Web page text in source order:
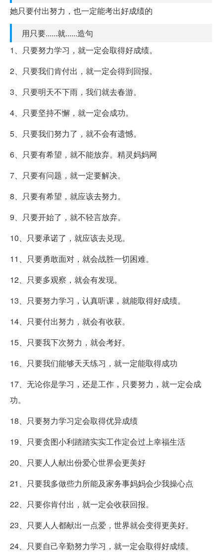
她只要付出努力，也一定能考出好成绩的
用只要......就......造句
1、只要努力学习，就一定会取得好成绩。
2、只要我们肯付出，就一定会得到回报。
3、只要明天不下雨，我们就去春游。
4、只要坚持不懈，就一定会成功。
5、只要我们努力了，就不会有遗憾。
6、只要有希望，就不能放弃。精灵妈妈网
7、只要有问题，就一定要解决。
8、只要有希望，就应该去努力。
9、只要开始了，就不轻言放弃。
10、只要承诺了，就应该去兑现。
11、只要勇敢面对，就会战胜一切困难。
12、只要多观察，就会有发现。
13、只要努力学习，认真听课，就能取得好成绩。
14、只要付出努力，就会有收获。
15、只要我下次努力，就会考好。
16、只要我们能够天天练习，就一定能取得成功
17、无论你是学习，还是工作，只要努力，就一定会成
功。
18、只要努力学习定会取得优异成绩
19、只要贪图小利踏踏实实工作定会过上幸福生活
20、只要人人献出份爱心世界会更美好
21、只要我多做些力所能及家务事妈妈会少我操心点
22、只要你肯付出，就一定会收获回报。
23、只要人人都献出一点爱，世界就会变得更美好。
24、只要自己辛勤努力学习，就一定会取得好成绩。